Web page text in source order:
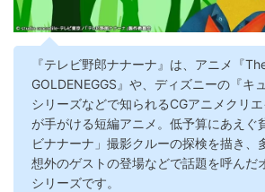
『テレビ野郎ナナーナ』は、アニメ『
GOLDENEGGS』や、ディズニーの『キ
シリーズなどで知られるCGアニメクリ
が手がける短編アニメ。低予算にあえぐ
ビナナーナ」撮影クルーの探検を描き、
想外のゲストの登場などで話題を呼んだ
シリーズです。